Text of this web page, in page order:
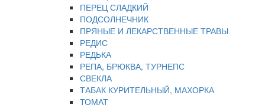
ПЕРЕЦ СЛАДКИЙ
ПОДСОЛНЕЧНИК
ПРЯНЫЕ И ЛЕКАРСТВЕННЫЕ ТРАВЫ
РЕДИС
РЕДЬКА
РЕПА, БРЮКВА, ТУРНЕПС
СВЕКЛА
ТАБАК КУРИТЕЛЬНЫЙ, МАХОРКА
ТОМАТ